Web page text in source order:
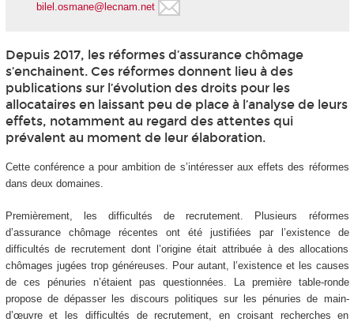
bilel.osmane@lecnam.net
Depuis 2017, les réformes d’assurance chômage
s’enchainent. Ces réformes donnent lieu à des
publications sur l’évolution des droits pour les
allocataires en laissant peu de place à l’analyse de leurs
effets, notamment au regard des attentes qui
prévalent au moment de leur élaboration.
Cette conférence a pour ambition de s’intéresser aux effets des réformes
dans deux domaines.
Premièrement, les difficultés de recrutement. Plusieurs réformes
d’assurance chômage récentes ont été justifiées par l’existence de
difficultés de recrutement dont l’origine était attribuée à des allocations
chômages jugées trop généreuses. Pour autant, l’existence et les causes
de ces pénuries n’étaient pas questionnées. La première table-ronde
propose de dépasser les discours politiques sur les pénuries de main-
d’œuvre et les difficultés de recrutement, en croisant recherches en